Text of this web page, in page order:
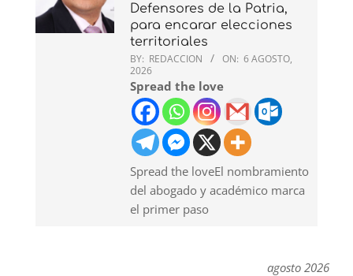
Defensores de la Patria,
para encarar elecciones
territoriales
BY: REDACCION ON: 6 AGOSTO,
2026
Spread the love
Spread the loveEl nombramiento
del abogado y académico marca
el primer paso
agosto 2026